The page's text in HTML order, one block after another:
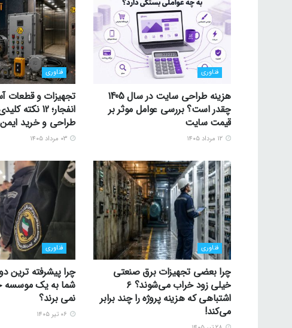
فناوری
هزینه طراحی سایت در سال 1405
چقدر است؟ بررسی عوامل موثر بر
قیمت سایت
فناوری
تجهیزات و قطعات
انفجار؛ 12
طراحی و خرید ایمن
فناوری
چرا بعضی تجهیزات برق صنعتی
خیلی زود خراب می‌شوند؟ ۶
اشتباهی که هزینه پروژه را چند برابر
می‌کند!
فناوری
چرا پیشرفته ترین
شما به یک موسسه
نمی برند؟